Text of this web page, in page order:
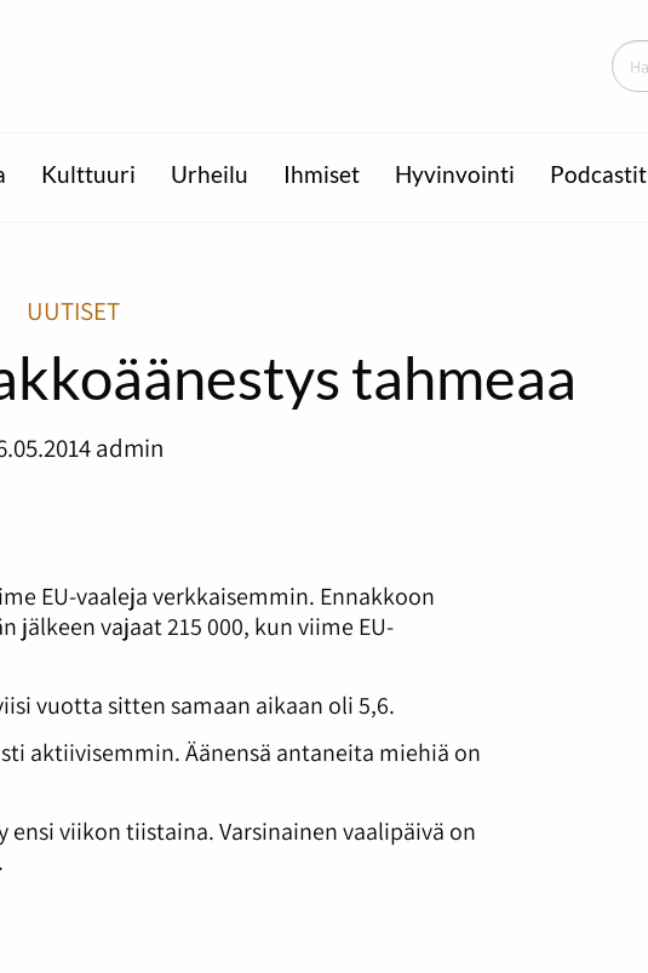
Kulttuuri Urheilu Ihmiset Hyvinvointi Podcastit
UUTISET
tahmeaa
admin
EU-vaaleja verkkaisemmin. Ennakkoon
jälkeen vajaat 215 000, kun viime EU-
vuotta sitten samaan aikaan oli 5,6.
aktiivisemmin. Äänensä antaneita miehiä on
ensi viikon tiistaina. Varsinainen vaalipäivä on